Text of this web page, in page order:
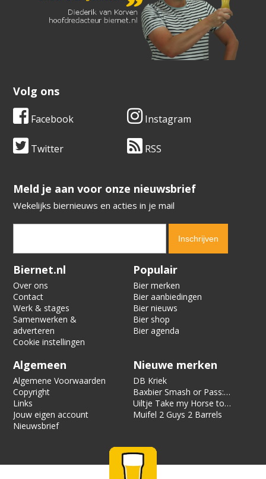
Volg ons
Facebook Instagram
Twitter RSS
​​​​​​​Meld je aan voor onze nieuwsbrief
Wekelijks biernieuws en acties in je mail
Verification code:
Biernet.nl
Over ons
Contact
Werk & stages
Samenwerken &
adverteren
Cookie instellingen
Populair
Bier merken
Bier aanbiedingen
Bier nieuws
Bier shop
Bier agenda
Algemeen
Algemene Voorwaarden
Copyright
Links
Jouw eigen account
Nieuwsbrief
Nieuwe merken
DB Kriek
Baxbier Smash or Pass:
Strata
Uiltje Take my Horse to
the Hotel Room
Muifel 2 Guys 2 Barrels